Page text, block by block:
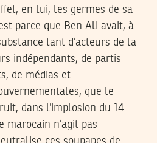
en lui, les germes de sa
parce que Ben Ali avait, à
tant d’acteurs de la
indépendants, de partis
de médias et
que le
dans l’implosion du 14
marocain n’agit pas